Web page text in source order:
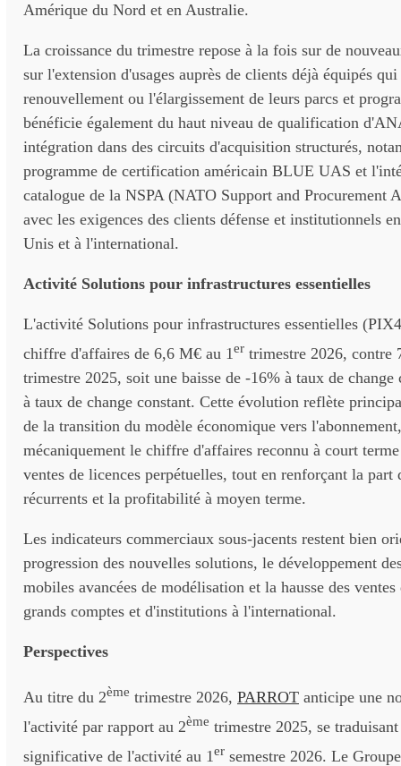
Amérique du Nord et en Australie.
La croissance du trimestre repose à la fois sur de
sur l'extension d'usages auprès de clients déjà équipés
renouvellement ou l'élargissement de leurs parcs et
bénéficie également du haut niveau de qualification
intégration dans des circuits d'acquisition structurés,
programme de certification américain BLUE UAS et
catalogue de la NSPA (NATO Support and Procurement
avec les exigences des clients défense et institutionnels
Unis et à l'international.
Activité Solutions pour infrastructures essentielles
L'activité Solutions pour infrastructures essentielles
chiffre d'affaires de 6,6 M€ au 1er trimestre 2026, contre
trimestre 2025, soit une baisse de -16% à taux de change
à taux de change constant. Cette évolution reflète
de la transition du modèle économique vers
mécaniquement le chiffre d'affaires reconnu à court
ventes de licences perpétuelles, tout en renforçant la part
récurrents et la profitabilité à moyen terme.
Les indicateurs commerciaux sous-jacents restent bien
progression des nouvelles solutions, le développement
mobiles avancées de modélisation et la hausse des ventes
grands comptes et d'institutions à l'international.
Perspectives
Au titre du 2ème trimestre 2026, PARROT anticipe une
l'activité par rapport au 2ème trimestre 2025, se
significative de l'activité au 1er semestre 2026. Le